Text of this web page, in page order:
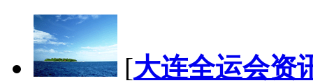
[大连全运会资